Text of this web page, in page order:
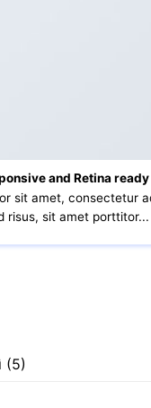
and Retina ready
sit amet, consectetur
risus, sit amet porttitor...
(5)